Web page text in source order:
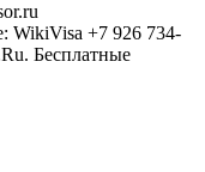
WikiVisa +7 926 734-
Бесплатные